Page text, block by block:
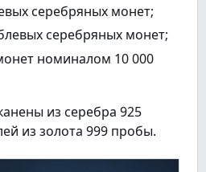
серебряных монет;
серебряных монет;
номиналом 10 000
из серебра 925
из золота 999 пробы.